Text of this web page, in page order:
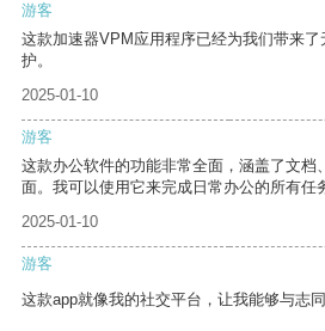
游客
这款加速器VPM应用程序已经为我们带来
护。
2025-01-10
游客
这款办公软件的功能非常全面，涵盖了文档
面。我可以使用它来完成日常办公的所有任
2025-01-10
游客
这款app就像我的社交平台，让我能够与志